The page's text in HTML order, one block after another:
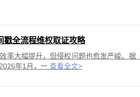
戳全流程维权取证攻略
率大幅提升，但侵权问题也愈发严峻。
年1月，一 查看全文>